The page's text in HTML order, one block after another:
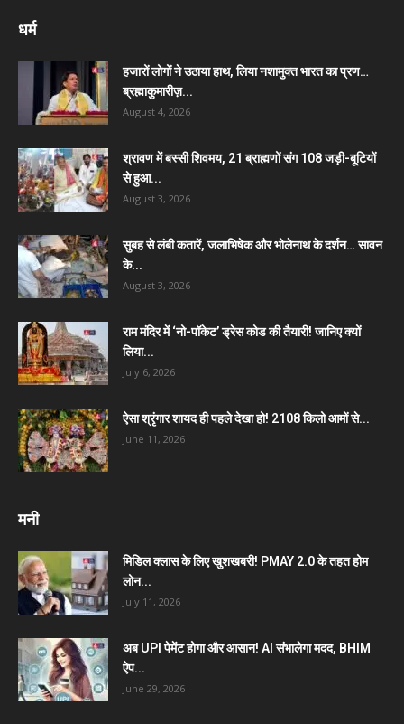
धर्म
हजारों लोगों ने उठाया हाथ, लिया नशामुक्त भारत का प्रण…
ब्रह्माकुमारीज़...
August 4, 2026
श्रावण में बस्सी शिवमय, 21 ब्राह्मणों संग 108 जड़ी-बूटियों
से हुआ...
August 3, 2026
सुबह से लंबी कतारें, जलाभिषेक और भोलेनाथ के दर्शन… सावन
के...
August 3, 2026
राम मंदिर में ‘नो-पॉकेट’ ड्रेस कोड की तैयारी! जानिए क्यों
लिया...
July 6, 2026
ऐसा श्रृंगार शायद ही पहले देखा हो! 2108 किलो आमों से...
June 11, 2026
मनी
मिडिल क्लास के लिए खुशखबरी! PMAY 2.0 के तहत होम
लोन...
July 11, 2026
अब UPI पेमेंट होगा और आसान! AI संभालेगा मदद, BHIM
ऐप...
June 29, 2026